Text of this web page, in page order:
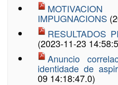
IMPUGNACIONS
RESULTADOS
(2023-11-23
Anuncio
identidade de
09 14:18:47.0)